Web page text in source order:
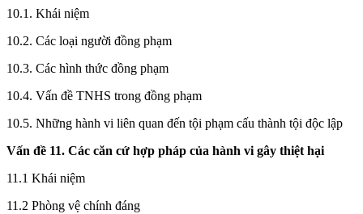
10.1. Khái niệm
10.2. Các loại người đồng phạm
10.3. Các hình thức đồng phạm
10.4. Vấn đề TNHS trong đồng phạm
10.5. Những hành vi liên quan đến tội phạm cấu thành tội độc lập
Vấn đề 11. Các căn cứ hợp pháp của hành vi gây thiệt hại
11.1 Khái niệm
11.2 Phòng vệ chính đáng